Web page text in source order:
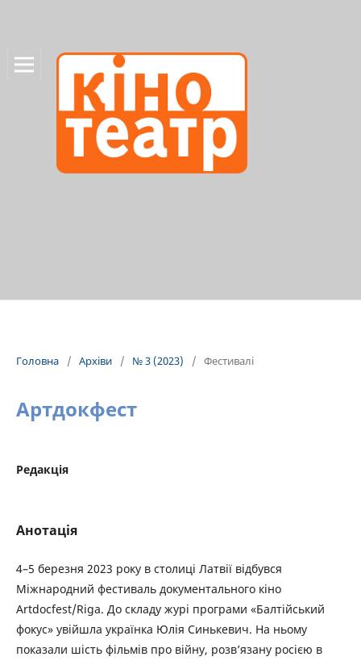
Головна / Архіви / № 3 (2023) / Фестивалі
Артдокфест
Редакція
Анотація
4–5 березня 2023 року в столиці Латвії відбувся
Міжнародний фестиваль документального кіно
Artdocfest/Riga. До складу журі програми «Балтійський
фокус» увійшла українка Юлія Синькевич. На ньому
показали шість фільмів про війну, розв’язану росією в